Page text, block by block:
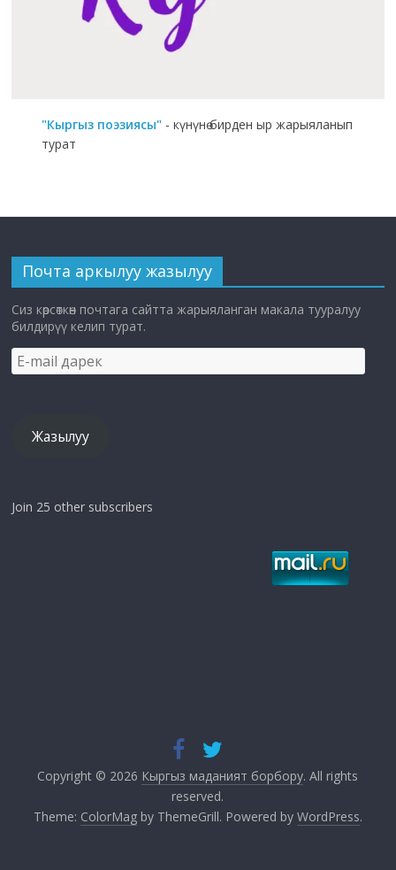
"Кыргыз поэзиясы" - күнүнө бирден ыр жарыяланып
турат
Почта аркылуу жазылуу
Сиз көрсөткөн почтага сайтта жарыяланган макала тууралуу
билдирүү келип турат.
E-
mail
Жазылуу
Join 25 other subscribers
Copyright © 2026 Кыргыз маданият борбору. All rights
reserved.
Theme: ColorMagby ThemeGrill. Powered by WordPress.